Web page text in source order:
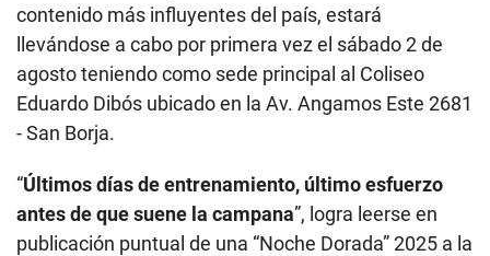
contenido más influyentes del país, estará
llevándose a cabo por primera vez el sábado 2 de
agosto teniendo como sede principal al Coliseo
Eduardo Dibós ubicado en la Av. Angamos Este 2681
- San Borja.
“Últimos días de entrenamiento, último esfuerzo
antes de que suene la campana”, logra leerse en
publicación puntual de una “Noche Dorada” 2025 a la